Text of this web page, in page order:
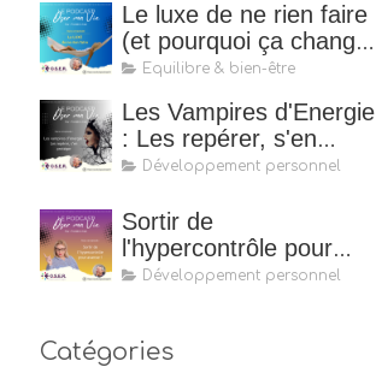
Le luxe de ne rien faire
(et pourquoi ça change
tout)Equilibre & bien-être
Les Vampires d'Energie
: Les repérer, s'en
protéger
Développement personnel
Sortir de
l'hypercontrôle pour
mieux avancer
Développement personnel
Catégories